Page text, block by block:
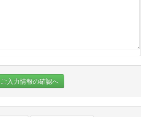
ご入力情報の確認へ